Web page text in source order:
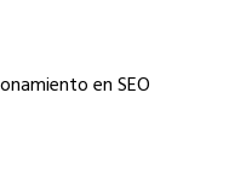
en SEO